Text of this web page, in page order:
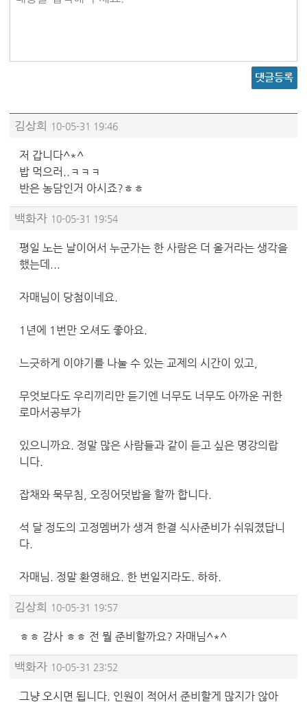
댓글등록
김상희 10-05-31 19:46
저 갑니다^*^
밥 먹으러..ㅋㅋㅋ
반은 농담인거 아시죠?ㅎㅎ
백화자 10-05-31 19:54
평일 노는 날이어서 누군가는 한 사람은 더 올거라는 생각을
했는데...
자매님이 당첨이네요.
1년에 1번만 오셔도 좋아요.
느긋하게 이야기를 나눌 수 있는 교제의 시간이 있고,
무엇보다도 우리끼리만 듣기엔 너무도 너무도 아까운 귀한
로마서공부가
있으니까요. 정말 많은 사람들과 같이 듣고 싶은 명강의랍
니다.
잡채와 묵무침, 오징어덧밥을 할까 합니다.
석 달 정도의 고정멤버가 생겨 한결 식사준비가 쉬워졌답니
다.
자매님. 정말 환영해요. 한 번일지라도. 하하.
김상희 10-05-31 19:57
ㅎㅎ 감사 ㅎㅎ 전 뭘 준비할까요? 자매님^*^
백화자 10-05-31 23:52
그냥 오시면 됩니다. 인원이 적어서 준비할게 많지가 않아